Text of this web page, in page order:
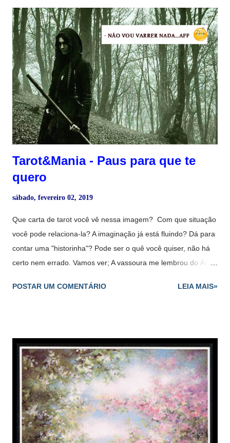
sempre madura, e qualquer momento é sempre o
momento certo. Não existe essa coisa de momento errado.
Osho A Sudden Clash of Thunder, Cap. 6 Comentário :
Quando a fruta está madura, ela cai da árvore por si mesma.
Num momento, ela pende de um dos galhos da árvore, cheia
de sumo. No momento seguinte ela cai ― não porque tenha
sido forçada a cair, ou tenha se esforça...
Tarot&Mania - Paus para que te
quero
sábado, fevereiro 02, 2019
Que carta de tarot você vê nessa imagem? Com que situação
você pode relaciona-la? A imaginação já está fluindo? Dá para
contar uma "historinha"? Pode ser o quê você quiser, não há
certo nem errado. Vamos ver; A vassoura me lembrou do Ás
empreendimento... Interpretação - Eu vejo quê a pessoa
Interpretação - Eu vejo que o trabalho será árduo. A pessoa
terá que varrer todas as folhas da floresta!!! Quê??? A pessoa
dando as costas para a floresta associei ao 8 de Copas
Significado - demissão, abandono, desistência, ir embora...
Interpretação - A pessoa não vai querer esse trabalho. - NÃO
VOU VARRER NADA...AFF Naipe de Paus Paus para que te...
POSTAR UM COMENTÁRIO LEIA MAIS»